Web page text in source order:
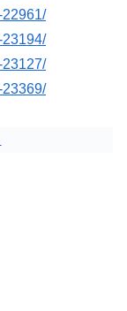
22961/
23194/
23127/
23369/